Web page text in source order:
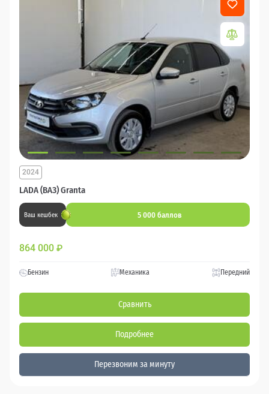
LADA (ВАЗ) Granta
2024
Ваш кешбек 5 000 баллов
864 000 ₽
Бензин Механика Передний
Сравнить
Подробнее
Перезвоним за минуту